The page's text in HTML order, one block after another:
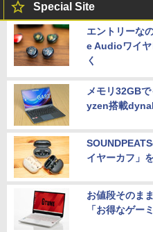
Special Site
エントリーな
e Audioワイヤ
く
メモリ32GB
yzen搭載
イヤーカフ」
お値段そのま
「お得なゲー